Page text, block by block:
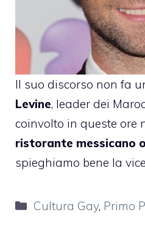
Il suo discorso non fa
Levine, leader dei
coinvolto in queste ore
ristorante messicano
spieghiamo bene la
Categorie
Cultura Gay, Primo